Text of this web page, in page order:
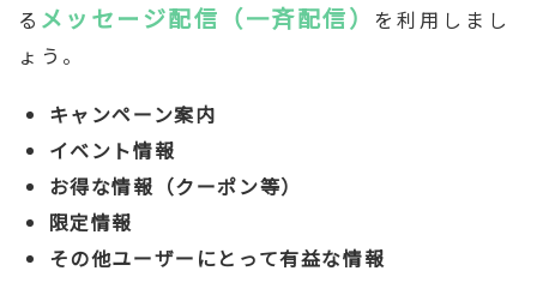
る メッセージ配信（一斉配信）
を利用しまし
ょう。
キャンペーン案内
イベント情報
お得な情報（クーポン等）
限定情報
その他ユーザーにとって有益な情報